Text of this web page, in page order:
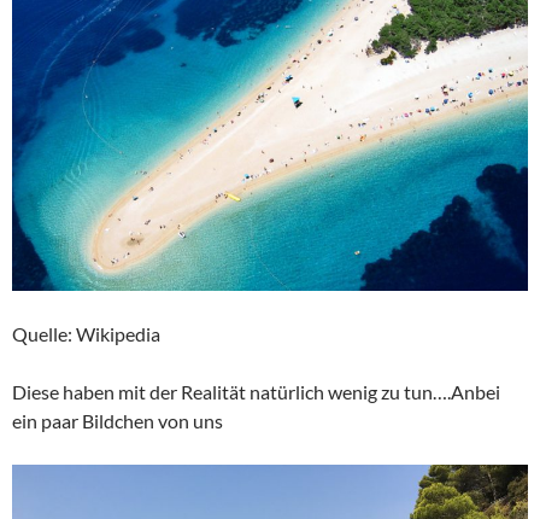
Quelle: Wikipedia
Diese haben mit der Realität natürlich wenig zu tun….Anbei
ein paar Bildchen von uns